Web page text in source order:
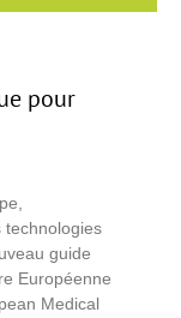
pour
technologies
guide
Européenne
Medical